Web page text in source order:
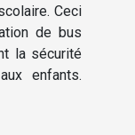
Ceci
de bus
la sécurité
enfants.